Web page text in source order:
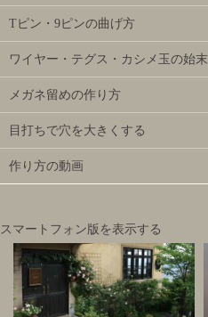
Tピン・9ピンの曲げ方
ワイヤー・テグス・カシメ玉の始末
メガネ留めの作り方
目打ちで穴を大きくする
作り方の動画
スマートフォン版を表示する